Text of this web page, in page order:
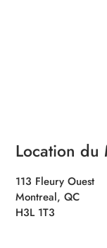
Location du
113 Fleury Ouest
Montreal, QC
H3L 1T3